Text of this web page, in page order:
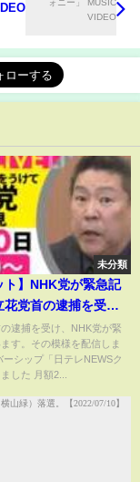
未分類
ト】NHK党が緊急記
党首の逮捕を受
係と今後の対応につ
（日テレNEWS
逮捕を受け、NHK党が緊
す。その模様を配信しま
シップ「日テレNEWSク
した 月額2...